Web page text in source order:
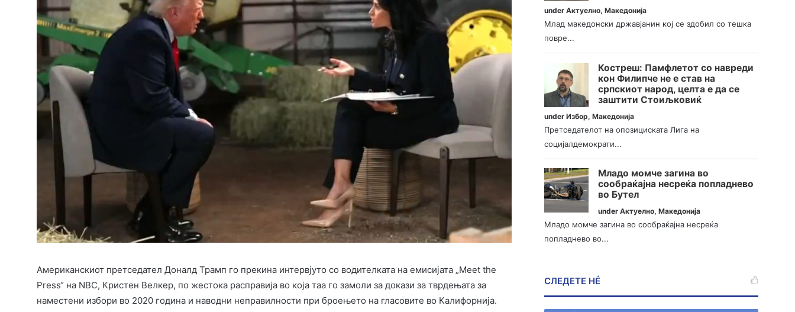
Американскиот претседател Доналд Трамп го прекина интервјуто со водителката на емисијата „Meet the
Press“ на NBC, Кристен Велкер, по жестока расправија во која таа го замоли за докази за тврдењата за
наместени избори во 2020 година и наводни неправилности при броењето на гласовите во Калифорнија.
underАктуелно,Македонија
Млад македонски државјанин кој се здобил со тешка
повре...
Костреш: Памфлетот со навреди
кон Филипче не е став на
српскиот народ, целта е да се
заштити Стоиљковиќ
underИзбор,Македонија
Претседателот на опозициската Лига на
социјалдемократи...
Младо момче загина во
сообраќајна несреќа попладнево
во Бутел
underАктуелно,Македонија
Младо момче загина во сообраќајна несреќа
попладнево во...
СЛЕДЕТЕ НÉ